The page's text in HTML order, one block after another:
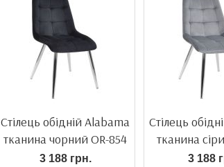
Стілець обідній Alabama
тканина чорний OR-854
3 188 грн.
Стілець
тканина
3 188